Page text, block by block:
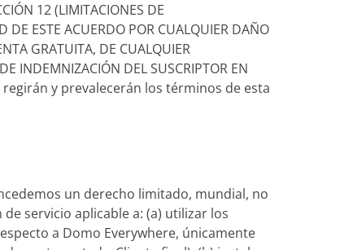
12 (LIMITACIONES DE
DE ESTE ACUERDO POR CUALQUIER DAÑO
GRATUITA, DE CUALQUIER
INDEMNIZACIÓN DEL SUSCRIPTOR EN
regirán y prevalecerán los términos de esta
un derecho limitado, mundial, no
servicio aplicable a: (a) utilizar los
a Domo Everywhere, únicamente